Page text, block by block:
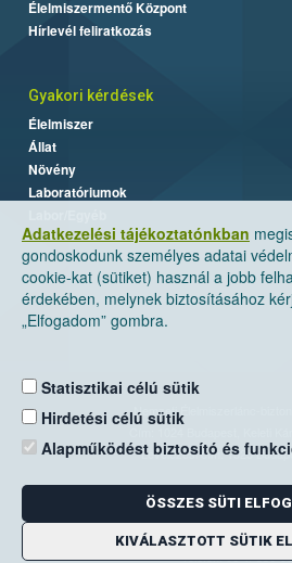
Adatkezelési tájékoztatónkban
gondoskodunk személyes adatai
cookie-kat (sütiket) használ a jobb
érdekében, melynek biztosításához
„Elfogadom” gombra.
Statisztikai célú sütik
Hirdetési célú sütik
Alapműködést biztosító és
ÖSSZES SÜTI
KIVÁLASZTOTT SÜTIK
Élelmiszermentő Központ
Hírlevél feliratkozás
Gyakori kérdések
Élelmiszer
Állat
Növény
Laboratóriumok
Nemzeti Élelmiszerlánc-
Levelezési cím: 1525
E-mail:
Zöld szám: 06-80/
Telefon: 06-1/ 336-